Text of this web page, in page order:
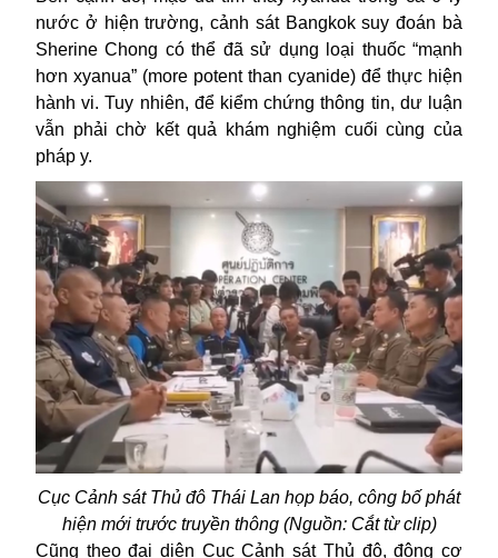
nước ở hiện trường, cảnh sát Bangkok suy đoán bà
Sherine Chong có thể đã sử dụng loại thuốc “mạnh
hơn xyanua” (more potent than cyanide) để thực hiện
hành vi. Tuy nhiên, để kiểm chứng thông tin, dư luận
vẫn phải chờ kết quả khám nghiệm cuối cùng của
pháp y.
Cục Cảnh sát Thủ đô Thái Lan họp báo, công bố phát
hiện mới trước truyền thông (Nguồn: Cắt từ clip)
Cũng theo đại diện Cục Cảnh sát Thủ đô, động cơ